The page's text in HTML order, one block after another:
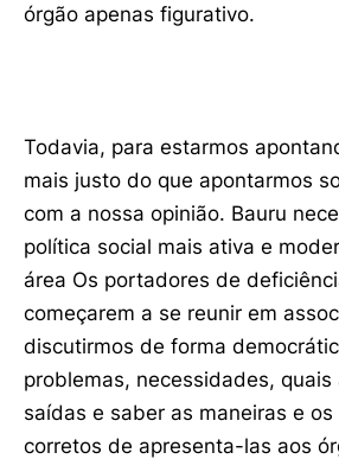
órgão apenas figurativo.
Todavia, para estarmos
mais justo do que apontarmos
com a nossa opinião. Bauru
política social mais ativa e
área Os portadores de
começarem a se reunir em
discutirmos de forma
problemas, necessidades, quais
saídas e saber as maneiras e os
corretos de apresenta-las aos